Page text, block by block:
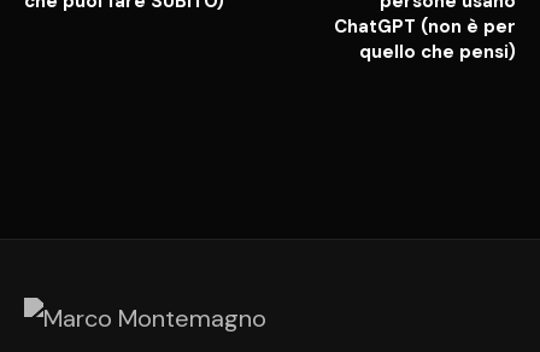
ChatGPT (non è per
quello che pensi)